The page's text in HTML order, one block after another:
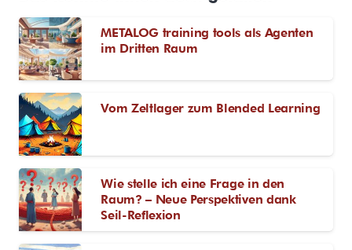
METALOG training tools als Agenten
im Dritten Raum
Vom Zeltlager zum Blended Learning
Wie stelle ich eine Frage in den
Raum? – Neue Perspektiven dank
Seil-Reflexion